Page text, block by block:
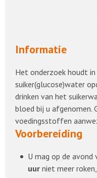
Informatie
Het onderzoek houdt
suiker(glucose)water
drinken van het
bloed bij u afgenomen.
voedingsstoffen
Voorbereiding
U mag op de
uur niet meer